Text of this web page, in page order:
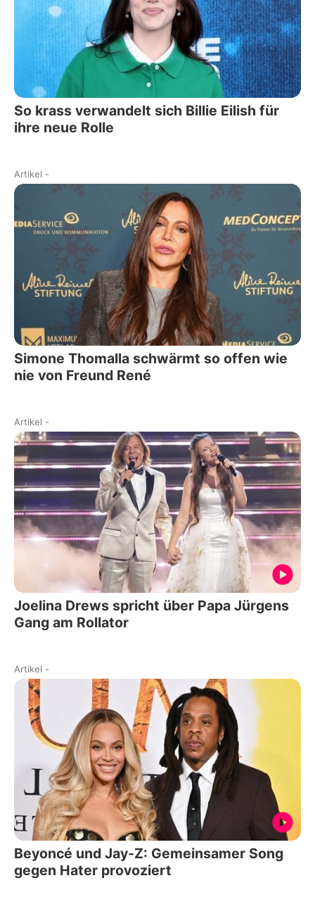
So krass verwandelt sich Billie Eilish für
ihre neue Rolle
Artikel -
Simone Thomalla schwärmt so offen wie
nie von Freund René
Artikel -
Joelina Drews spricht über Papa Jürgens
Gang am Rollator
Artikel -
Beyoncé und Jay-Z: Gemeinsamer Song
gegen Hater provoziert